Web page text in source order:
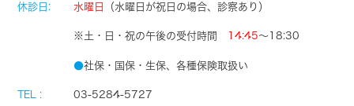
休診日: 水曜日 （水曜日が祝日の場合、診察あり）
※土・日・祝の午後の受付時間 14:45～18:30
●社保・国保・生保、各種保険取扱い
TEL : 03-5284-5727